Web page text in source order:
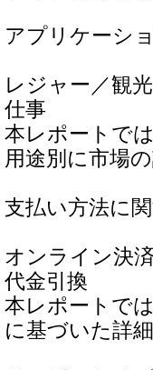
アプリケーシ
レジャー／観光
仕事
本レポートで
用途別に市場
支払い方法に
オンライン決済
代金引換
本レポートで
に基づいた詳